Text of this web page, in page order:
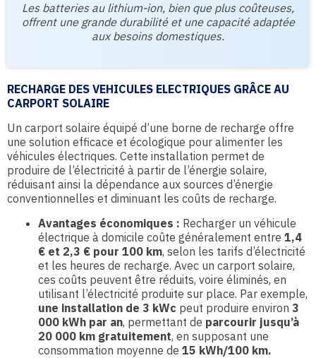
Les batteries au lithium-ion, bien que plus coûteuses,
offrent une grande durabilité et une capacité adaptée
aux besoins domestiques.
RECHARGE DES VEHICULES ELECTRIQUES GRÂCE AU
CARPORT SOLAIRE
Un carport solaire équipé d’une borne de recharge offre
une solution efficace et écologique pour alimenter les
véhicules électriques. Cette installation permet de
produire de l’électricité à partir de l’énergie solaire,
réduisant ainsi la dépendance aux sources d’énergie
conventionnelles et diminuant les coûts de recharge.
Avantages économiques : Recharger un véhicule
électrique à domicile coûte généralement entre 1,4
€ et 2,3 € pour 100 km, selon les tarifs d’électricité
et les heures de recharge. Avec un carport solaire,
ces coûts peuvent être réduits, voire éliminés, en
utilisant l’électricité produite sur place. Par exemple,
une installation de 3 kWc peut produire environ 3
000 kWh par an, permettant de parcourir jusqu’à
20 000 km gratuitement, en supposant une
consommation moyenne de 15 kWh/100 km.